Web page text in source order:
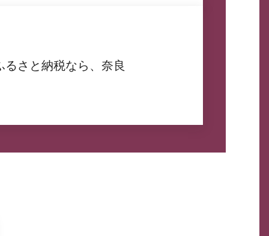
るさと納税なら、奈良